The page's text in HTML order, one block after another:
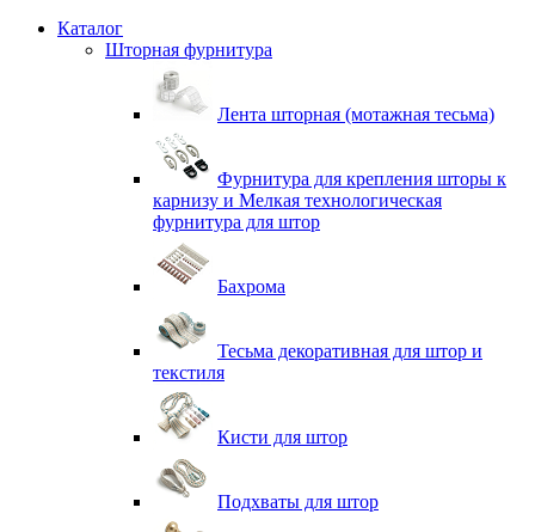
Каталог
Шторная фурнитура
Лента шторная (мотажная тесьма)
Фурнитура для крепления шторы к
карнизу и Мелкая технологическая
фурнитура для штор
Бахрома
Тесьма декоративная для штор и
текстиля
Кисти для штор
Подхваты для штор